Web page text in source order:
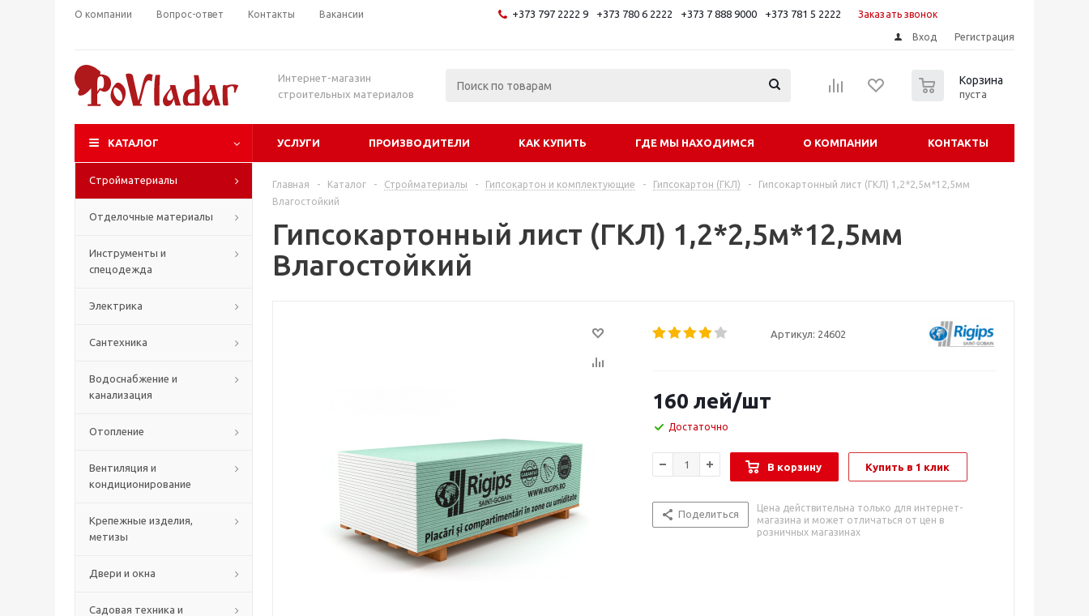
О компании Вопрос-ответ Контакты Вакансии +373 797 2222 9 +373 780 6 2222 +373 7 888 9000 +373 781 5 2222 Заказать звонок
Вход Регистрация
Интернет-магазин
строительных материалов
Корзина
пуста
КАТАЛОГ УСЛУГИ ПРОИЗВОДИТЕЛИ КАК КУПИТЬ ГДЕ МЫ НАХОДИМСЯ О КОМПАНИИ КОНТАКТЫ
Стройматериалы
Отделочные материалы
Инструменты и
спецодежда
Электрика
Сантехника
Водоснабжение и
канализация
Отопление
Вентиляция и
кондиционирование
Крепежные изделия,
метизы
Двери и окна
Садовая техника и
Главная - Каталог - Стройматериалы - Гипсокартон и комплектующие - Гипсокартон (ГКЛ) -
Гипсокартонный лист (ГКЛ) 1,2*2,5м*12,5мм
Влагостойкий
Гипсокартонный лист (ГКЛ) 1,2*2,5м*12,5мм
Влагостойкий
Артикул: 24602
160 лей/шт
Достаточно
В корзину Купить в 1 клик
Поделиться
Цена действительна только для интернет-
магазина и может отличаться от цен в
розничных магазинах